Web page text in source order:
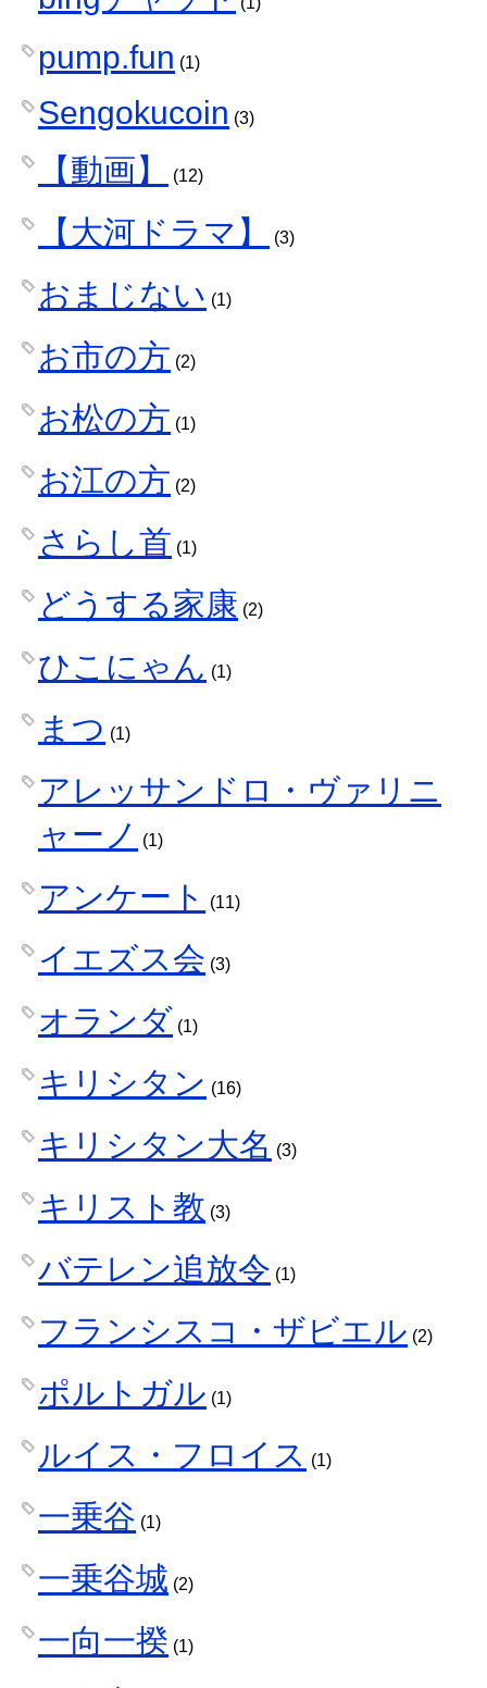
pump.fun (1)
Sengokucoin (3)
【動画】 (12)
【大河ドラマ】 (3)
おまじない (1)
お市の方 (2)
お松の方 (1)
お江の方 (2)
さらし首 (1)
どうする家康 (2)
ひこにゃん (1)
まつ (1)
アレッサンドロ・ヴァリニ
ャーノ
(1)
アンケート (11)
イエズス会 (3)
オランダ (1)
キリシタン (16)
キリシタン大名 (3)
キリスト教 (3)
バテレン追放令 (1)
フランシスコ・ザビエル (2)
ポルトガル (1)
ルイス・フロイス (1)
一乗谷 (1)
一乗谷城 (2)
一向一揆 (1)